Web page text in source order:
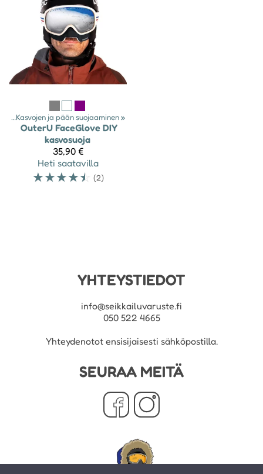
‪» Kasvojen ja pään suojaaminen ‪»
OuterU FaceGlove DIY
kasvosuoja
35,90 €
Heti saatavilla
☆☆☆☆☆ (2)
YHTEYSTIEDOT
info@seikkailuvaruste.fi
050 522 4665
Yhteydenotot ensisijaisesti sähköpostilla.
SEURAA MEITÄ